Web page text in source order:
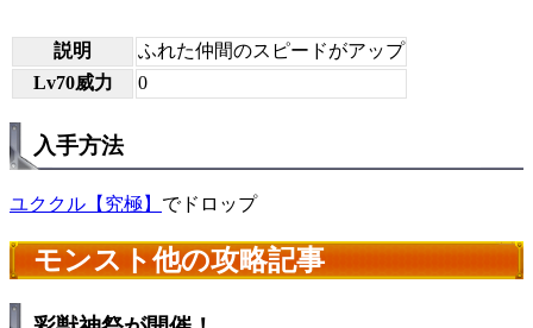
説明
ふれた仲間のスピードがアップ
Lv70威力
0
入手方法
ユククル【究極】 でドロップ
モンスト他の攻略記事